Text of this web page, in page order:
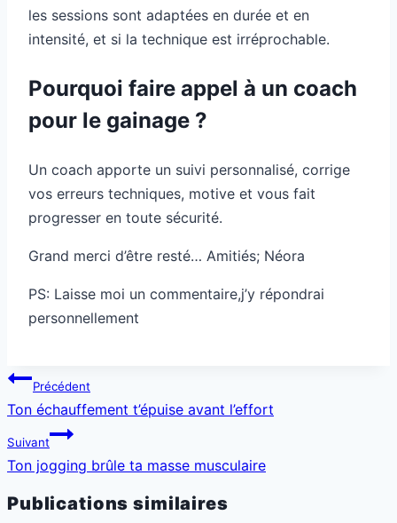
les sessions sont adaptées en durée et en
intensité, et si la technique est irréprochable.
Pourquoi faire appel à un coach
pour le gainage ?
Un coach apporte un suivi personnalisé, corrige
vos erreurs techniques, motive et vous fait
progresser en toute sécurité.
Grand merci d’être resté… Amitiés; Néora
PS: Laisse moi un commentaire,j’y répondrai
personnellement
Navigation
de
l’article
Précédent
Ton échauffement t’épuise avant l’effort
Suivant
Ton jogging brûle ta masse musculaire
Publications similaires